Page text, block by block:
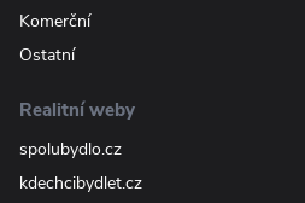
Komerční
Ostatní
Realitní weby
spolubydlo.cz
kdechcibydlet.cz